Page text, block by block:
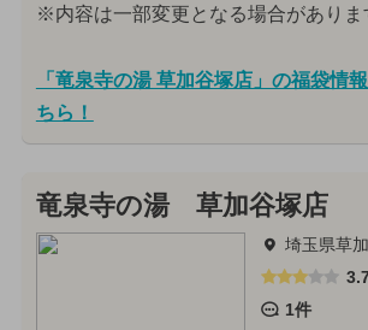
※内容は一部変更となる場合がありま
「竜泉寺の湯 草加谷塚店」の福袋情
ちら！
竜泉寺の湯 草加谷塚店
埼玉県草
1件